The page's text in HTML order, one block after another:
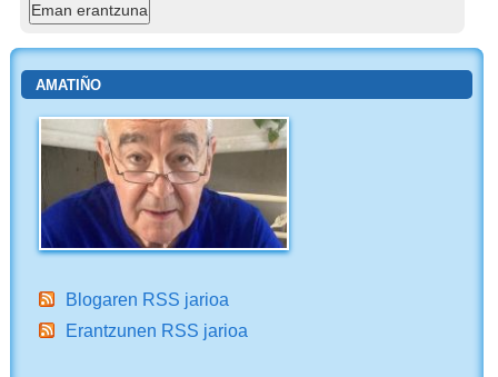
AMATIÑO
Blogaren RSS jarioa
Erantzunen RSS jarioa